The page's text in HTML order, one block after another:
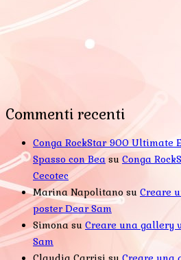
Commenti recenti
Conga RockStar 900 Ultimate
Spasso con Beasu Conga
Cecotec
Marina Napolitano su Creare
poster Dear Sam
Simonasu Creare una gallery
Sam